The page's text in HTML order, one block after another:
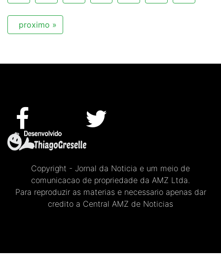
proximo »
Copyright - Jornal da Noticia e um meio de
comunicacao de propriedade da AMZ Ltda.
Para reproduzir as materias e necessario apenas dar
credito a Central AMZ de Noticias